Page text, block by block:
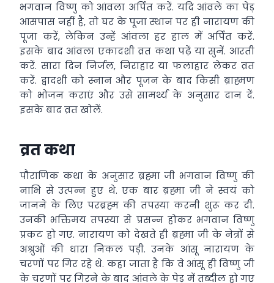
भगवान विष्णु को आंवला अर्पित करें. यदि आंवले का पेड़
आसपास नहीं है, तो घर के पूजा स्थान पर ही नारायण की
पूजा करें, लेकिन उन्हें आंवला हर हाल में अर्पित करें.
इसके बाद आंवला एकादशी व्रत कथा पढ़ें या सुनें. आरती
करें. सारा दिन निर्जल, निराहार या फलाहार लेकर व्रत
करें. द्वादशी को स्नान और पूजन के बाद किसी ब्राह्मण
को भोजन कराएं और उसे सामर्थ्य के अनुसार दान दें.
इसके बाद व्रत खोलें.
व्रत कथा
पौराणिक कथा के अनुसार ब्रह्मा जी भगवान विष्णु की
नाभि से उत्पन्न हुए थे. एक बार ब्रह्मा जी ने स्वयं को
जानने के लिए परब्रह्म की तपस्या करनी शुरू कर दी.
उनकी भक्तिमय तपस्या से प्रसन्न होकर भगवान विष्णु
प्रकट हो गए. नारायण को देखते ही ब्रह्मा जी के नेत्रों से
अश्रुओं की धारा निकल पड़ी. उनके आंसू नारायण के
चरणों पर गिर रहे थे. कहा जाता है कि वे आंसू ही विष्णु जी
के चरणों पर गिरने के बाद आंवले के पेड़ में तब्दील हो गए